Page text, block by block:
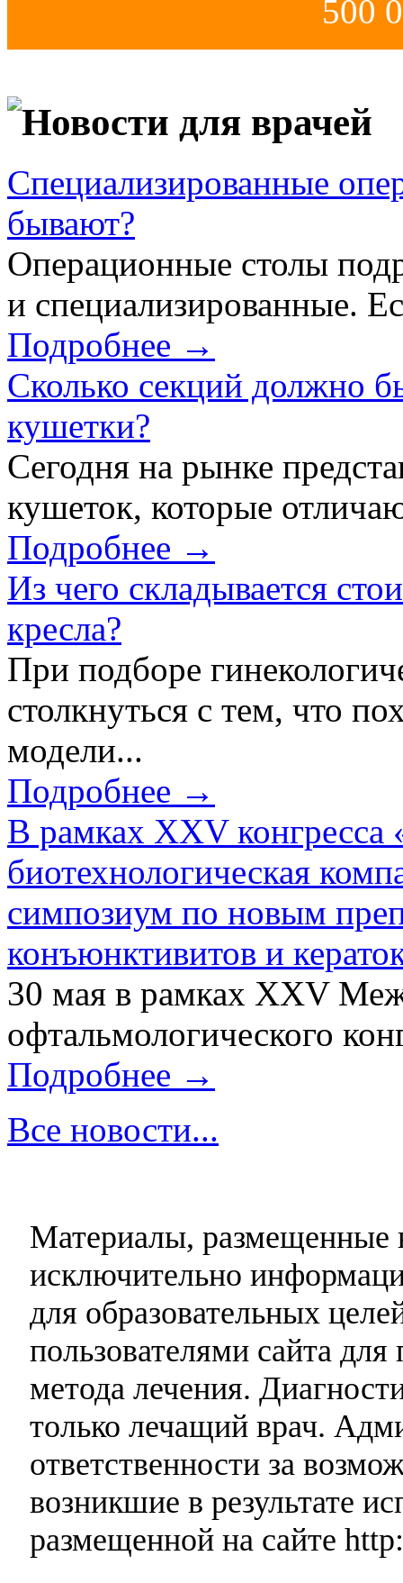
500
Новости для врачей
Специализированные
бывают?
Операционные столы
и специализированные.
Подробнее →
Сколько секций должно
кушетки?
Сегодня на рынке
кушеток, которые
Подробнее →
Из чего складывается
кресла?
При подборе
столкнуться с тем, что
модели...
Подробнее →
В рамках XXV конгресса
биотехнологическая
симпозиум по новым
конъюнктивитов и
30 мая в рамках XXV
офтальмологического
Подробнее →
Все новости...
Материалы, размещенные
исключительно
для образовательных
пользователями сайта
метода лечения.
только лечащий врач.
ответственности за
возникшие в результате
размещенной на сайте